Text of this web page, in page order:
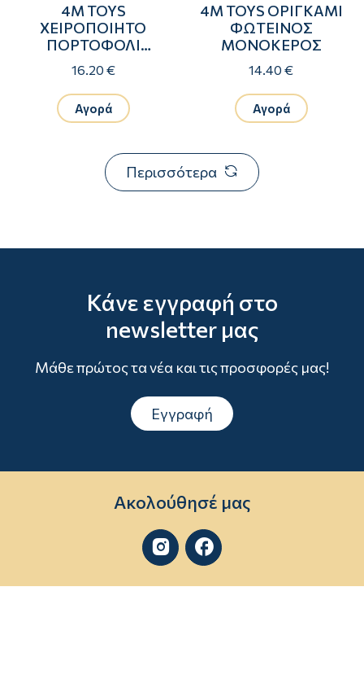
4M TOYS
ΧΕΙΡΟΠΟΙΗΤΟ
ΠΟΡΤΟΦΟΛΙ
ΜΟΝΟΚΕΡΟΣ
16.20 €
Αγορά
4M TOYS ΟΡΙΓΚΑΜΙ
ΦΩΤΕΙΝΟΣ
ΜΟΝΟΚΕΡΟΣ
14.40 €
Αγορά
Περισσότερα
Κάνε εγγραφή στο
newsletter μας
Μάθε πρώτος τα νέα και τις προσφορές μας!
Εγγραφή
Ακολούθησέ μας
 